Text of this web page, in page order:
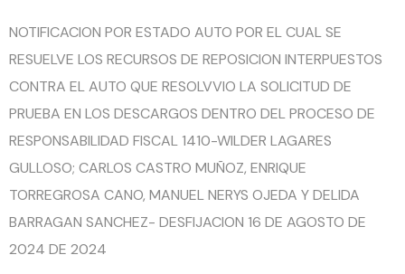
NOTIFICACION POR ESTADO AUTO POR EL CUAL SE
RESUELVE LOS RECURSOS DE REPOSICION INTERPUESTOS
CONTRA EL AUTO QUE RESOLVVIO LA SOLICITUD DE
PRUEBA EN LOS DESCARGOS DENTRO DEL PROCESO DE
RESPONSABILIDAD FISCAL 1410-WILDER LAGARES
GULLOSO; CARLOS CASTRO MUÑOZ, ENRIQUE
TORREGROSA CANO, MANUEL NERYS OJEDA Y DELIDA
BARRAGAN SANCHEZ- DESFIJACION 16 DE AGOSTO DE
2024 DE 2024